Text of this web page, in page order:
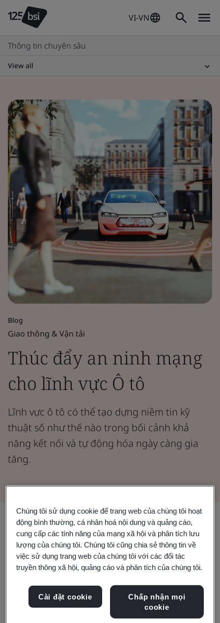
VI-VN
Thông tin chuyên sâu
View all
Blog
Giao thông & Vận tải
Thúc đẩy an ninh mạng
cho lĩnh vực Ô tô
Lĩnh vực ô tô có thể tạo dựng niềm tin kỹ
thuật số như thế nào trong bối cảnh khả
năng kết nối và tự động hóa ngày càng gia
tăng.
Xu hướng tự động hóa phương tiện ngày càng gia
tăng đang mở ra cơ hội mới cho các nhà sản xuất và
ninh mạng cũng theo đó mà phát sinh.
Thúc đẩy an ninh mạng cho
Chia sẻ:
Chúng tôi sử dụng cookie để trang web của chúng tôi hoạt
động bình thường, cá nhân hoá nội dung và quảng cáo,
cung cấp các tính năng của mạng xã hội và phân tích lưu
lượng của chúng tôi. Chúng tôi cũng chia sẻ thông tin về
việc sử dụng trang web của chúng tôi với các đối tác
truyền thông xã hội, quảng cáo và phân tích của chúng tôi.
Cài đặt cookie
Chấp nhận mọi
cookie